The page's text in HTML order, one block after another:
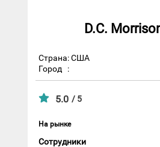
D.C.
Страна: США
Город
:
5.0 / 5
На рынке
Сотрудники